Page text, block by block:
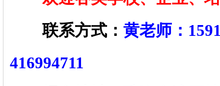
联系方式： 黄老师：
416994711